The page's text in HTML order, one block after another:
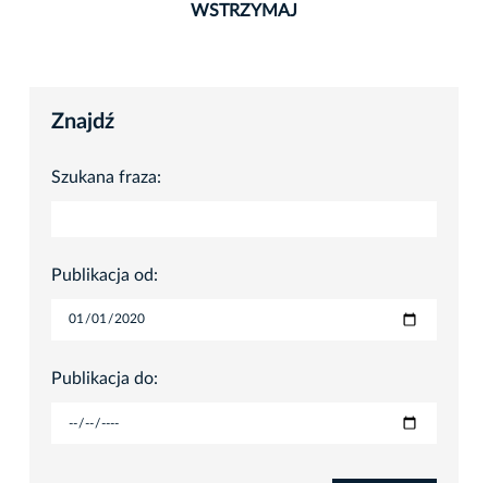
WSTRZYMAJ
Znajdź
Szukana fraza:
Publikacja od:
Publikacja do: